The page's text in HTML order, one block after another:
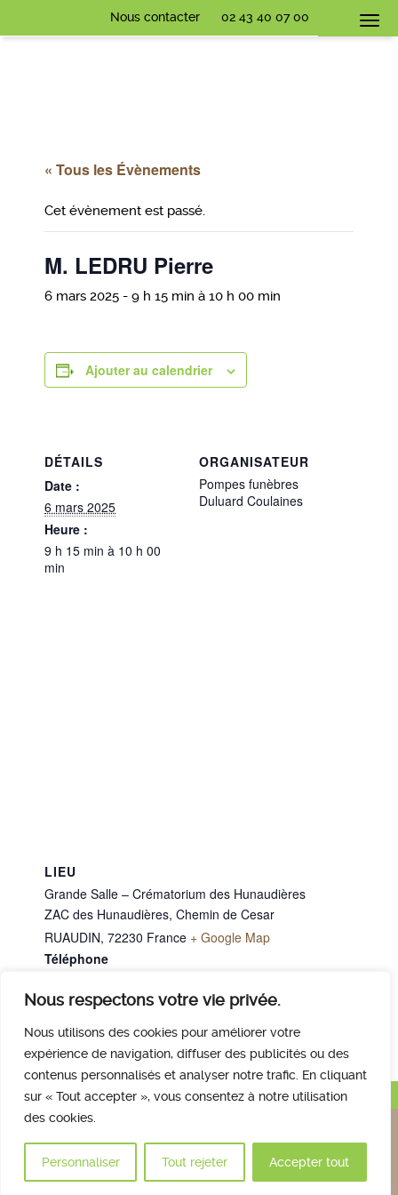
Nous respectons votre vie privée.
Nous utilisons des cookies pour améliorer votre
expérience de navigation, diffuser des publicités ou des
contenus personnalisés et analyser notre trafic. En cliquant
sur « Tout accepter », vous consentez à notre utilisation
des cookies.
Personnaliser Tout rejeter Accepter tout
Nous contacter 02 43 40 07 00
« Tous les Évènements
Cet évènement est passé.
M. LEDRU Pierre
6 mars 2025 - 9 h 15 min à 10 h 00 min
Ajouter au calendrier
DÉTAILS
Date :
6 mars 2025
Heure :
9 h 15 min à 10 h 00
min
ORGANISATEUR
Pompes funèbres
Duluard Coulaines
LIEU
Grande Salle – Crématorium des Hunaudières
ZAC des Hunaudières, Chemin de Cesar
RUAUDIN, 72230 France + Google Map
Téléphone
M. BALDACCI Roch Mme CHARPENTIER Sylviane
Haut de page
Nous contacter
Plan et accès
Mentions légales
© 2017 Crématorium des Hunaudières